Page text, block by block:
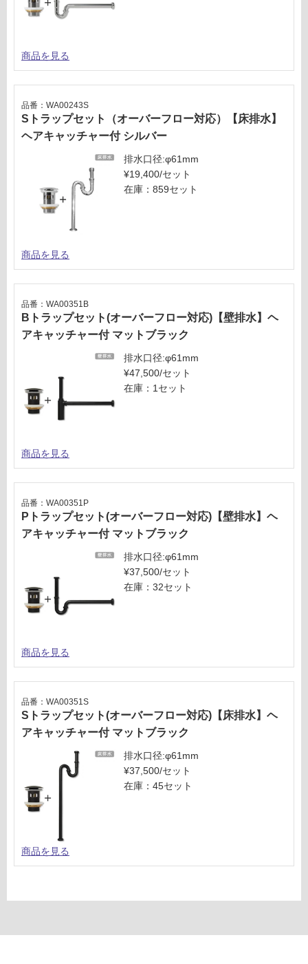
商品を見る
Sトラップセット（オーバーフロー対応）【床排水】
ヘアキャッチャー付 シルバー
品番：WA00243S
排水口径:φ61mm
¥19,400/セット
在庫：859セット
商品を見る
Bトラップセット(オーバーフロー対応)【壁排水】ヘ
アキャッチャー付 マットブラック
品番：WA00351B
排水口径:φ61mm
¥47,500/セット
在庫：1セット
商品を見る
Pトラップセット(オーバーフロー対応)【壁排水】ヘ
アキャッチャー付 マットブラック
品番：WA00351P
排水口径:φ61mm
¥37,500/セット
在庫：32セット
商品を見る
Sトラップセット(オーバーフロー対応)【床排水】ヘ
アキャッチャー付 マットブラック
品番：WA00351S
排水口径:φ61mm
¥37,500/セット
在庫：45セット
商品を見る